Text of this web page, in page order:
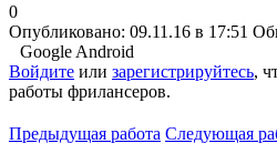
0
Опубликовано: 09.11.16 в 17:51
Google Android
Войдите или зарегистрируйтесь,
работы фрилансеров.
Предыдущая работа Следующая